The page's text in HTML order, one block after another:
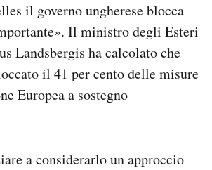
il governo ungherese blocca
Il ministro degli Esteri
Landsbergis ha calcolato che
il 41 per cento delle misure
Europea a sostegno
a considerarlo un approccio